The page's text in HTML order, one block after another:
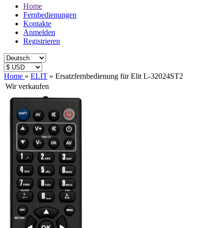
Home
Fernbedienungen
Kontakte
Anmelden
Registrieren
Home » ELIT » Ersatzfernbedienung für Elit L-32024ST2
Wir verkaufen